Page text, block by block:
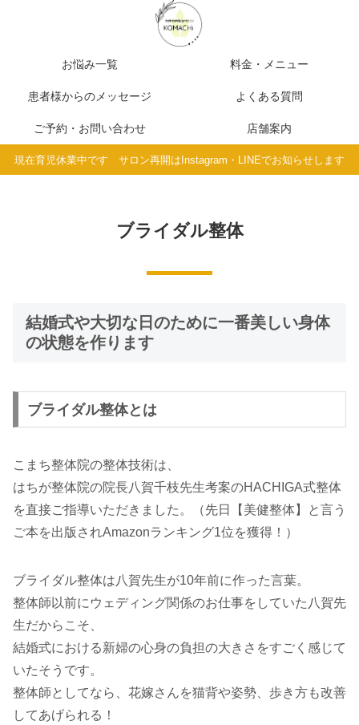
お悩み一覧 料金・メニュー
患者様からのメッセージ よくある質問
ご予約・お問い合わせ 店舗案内
現在育児休業中です サロン再開はInstagram・LINEでお知らせします
ブライダル整体
結婚式や大切な日のために一番美しい身体
の状態を作ります
ブライダル整体とは
こまち整体院の整体技術は、
はちが整体院の院長八賀千枝先生考案のHACHIGA式整体
を直接ご指導いただきました。（先日【美健整体】と言う
ご本を出版されAmazonランキング1位を獲得！）
ブライダル整体は八賀先生が10年前に作った言葉。
整体師以前にウェディング関係のお仕事をしていた八賀先
生だからこそ、
結婚式における新婦の心身の負担の大きさをすごく感じて
いたそうです。
整体師としてなら、花嫁さんを猫背や姿勢、歩き方も改善
してあげられる！